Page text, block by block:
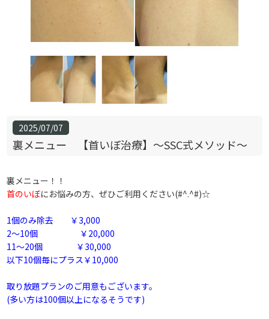
2025/07/07
裏メニュー 【首いぼ治療】～SSC式メソッド～
裏メニュー！！
首のいぼにお悩みの方、ぜひご利用ください(#^.^#)☆
1個のみ除去 ￥3,000
2～10個 ￥20,000
11～20個 ￥30,000
以下10個毎にプラス￥10,000
取り放題プランのご用意もございます。
(多い方は100個以上になるそうです)